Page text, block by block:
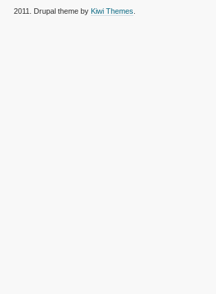
2011 . Drupal theme by Kiwi Themes